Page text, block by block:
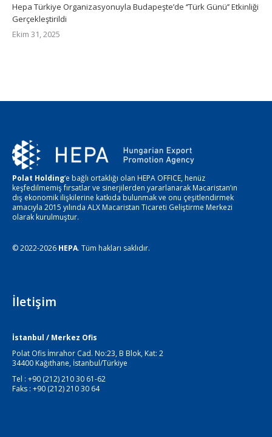
Hepa Türkiye Organizasyonuyla Budapeşte’de ‘’Türk Günü’’ Etkinliği
Gerçekleştirildi
Ekim 31, 2025
Polat Holding‘e bağlı ortaklığı olan HEPA OFFICE, henüz
keşfedilmemiş fırsatlar ve sinerjilerden yararlanarak Macaristan’ın
dış ekonomik ilişkilerine katkıda bulunmak ve onu çeşitlendirmek
amacıyla 2015 yılında ALX Macaristan Ticareti Geliştirme Merkezi
olarak kurulmuştur.
© 2022-2026 HEPA. Tüm hakları saklıdır.
İletişim
İstanbul / Merkez Ofis
Polat Ofis İmrahor Cad. No:23, B Blok, Kat: 2
34400 Kağıthane, İstanbul/Türkiye
Tel : +90 (212) 210 30 61-62
Faks : +90 (212) 210 30 64